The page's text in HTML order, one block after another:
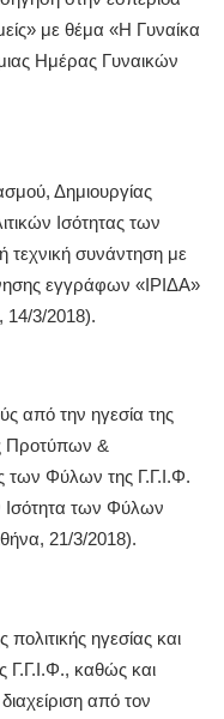
με θέμα «Η Γυναίκα
Ημέρας Γυναικών
Δημιουργίας
Ισότητας των
τεχνική συνάντηση με
εγγράφων «ΙΡΙΔΑ»
14/3/2018).
από την ηγεσία της
Προτύπων &
των Φύλων της Γ.Γ.Ι.Φ.
Ισότητα των Φύλων
21/3/2018).
ηγεσίας και
καθώς και
από τον